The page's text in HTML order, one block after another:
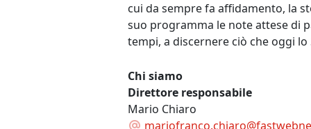
cui da sempre fa affidamento, la
suo programma le note attese di
tempi, a discernere ciò che oggi
Chi siamo
Direttore responsabile
Mario Chiaro